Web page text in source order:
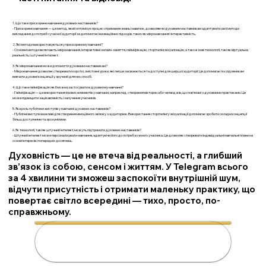
1. Що таке прискорене навчання духовних наставників?
- Прискорене навчання — це метод, який оптимізує процес отримання знань і навичок, дозволяючи духовним наставникам адаптувати свої методи
викладання до потреб сучасної аудиторії за допомогою інноваційних підходів, таких як мікронавчання і інтерактивність.
2. Які методи використовуються у прискореному навчанні?
- Основні методи включають мікронавчання, інтерактивні онлайн-заняття, гейміфікацію, сторітелінг, візуалізацію, а також нові технології, такі як віртуальна
реальність і штучний інтелект.
3. Як мікронавчання може допомогти духовним наставникам?
- Мікронавчання дозволяє створювати короткі, змістовні уроки, які легше засвоюються та доступні для ширшої аудиторії. Це допомагає послідовникам
вивчати духовні концепції у зручний для них спосіб.
4. Що таке гейміфікація і як її можна застосувати в духовному навчанні?
- Гейміфікація — це використання ігрових елементів у навчанні, наприклад, створення вікторин або челенджів, що пов’язані з духовними практиками. Це
може підвищити зацікавленість і залучення учасників.
5. Яка роль публічних виступів у навчанні духовних наставників?
- Публічні виступи важливі для створення емоційного зв’язку з аудиторією. Використання сторітелінгу і візуалізації допомагає зробити складні концепції
більш доступними та зрозумілими.
6. Як технології, такі як штучний інтелект, можуть підтримати духовних наставників?
- Штучний інтелект може персоналізувати навчання, адаптуючи його до потреб кожного учасника. Це дозволяє створювати індивідуальні навчальні плани на
основі інтересів і попередніх досягнень.
Духовність — це не втеча від реальності, а глибший
зв’язок із собою, сенсом і життям. У Telegram всього
за 4 хвилини ти зможеш заспокоїти внутрішній шум,
відчути присутність і отримати маленьку практику, що
повертає світло всередині — тихо, просто, по-
справжньому.
🌟 Розкрий свою духовність за 4